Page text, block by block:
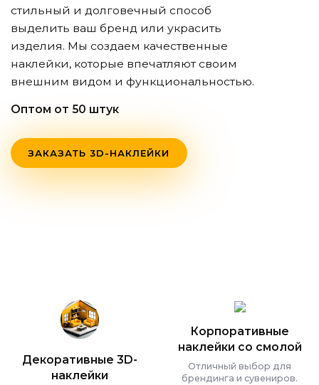
стильный и долговечный способ
выделить ваш бренд или украсить
изделия. Мы создаем качественные
наклейки, которые впечатляют своим
внешним видом и функциональностью.
Оптом от 50 штук
ЗАКАЗАТЬ 3D-НАКЛЕЙКИ
Декоративные 3D-
наклейки
Корпоративные
наклейки со смолой
Отличный выбор для
брендинга и сувениров.